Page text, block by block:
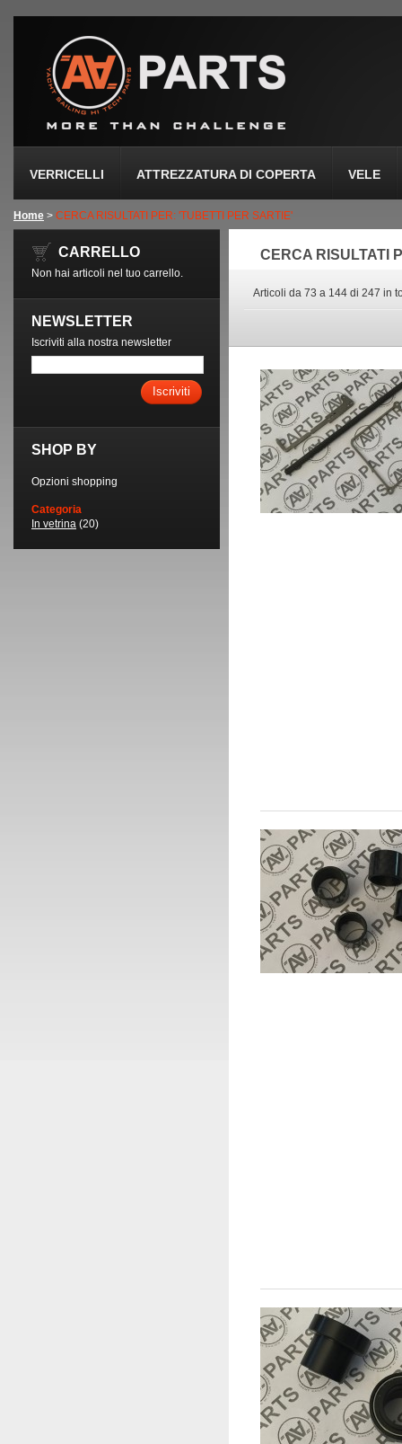
VERRICELLI ATTREZZATURA DI COPERTA VELE
Home > CERCA RISULTATI PER: 'TUBETTI PER SARTIE'
CERCA RISULTATI
Articoli da 73 a 144 di 247 in
CARRELLO
Non hai articoli nel tuo carrello.
NEWSLETTER
Iscriviti alla nostra newsletter
Iscriviti
SHOP BY
Opzioni shopping
Categoria
In vetrina (20)